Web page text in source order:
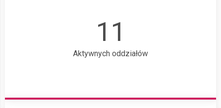
11
Aktywnych oddziałów